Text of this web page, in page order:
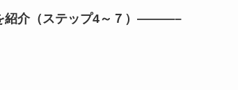
介（ステップ4～７）———–